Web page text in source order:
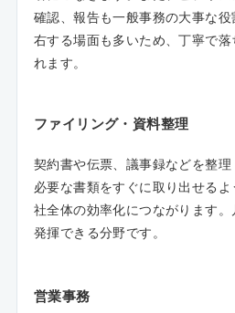
確認、報告も一般事務の大事な
右する場面も多いため、丁寧で
れます。
ファイリング・資料整理
契約書や伝票、議事録などを整理
必要な書類をすぐに取り出せる
社全体の効率化につながります
発揮できる分野です。
営業事務